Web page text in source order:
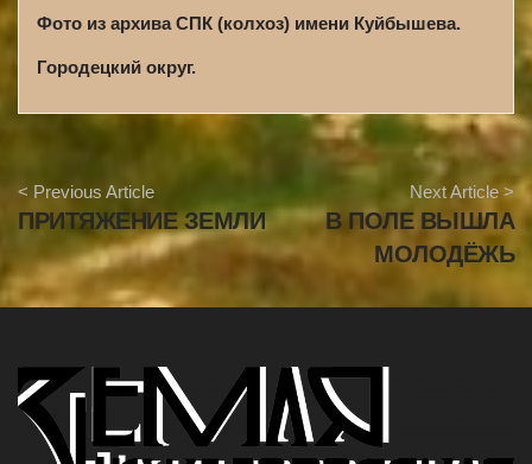
Фото из архива СПК (колхоз) имени Куйбышева.
Городецкий округ.
r
c
a
v
< Previous Article
ПРИТЯЖЕНИЕ ЗЕМЛИ
Next Article >
В ПОЛЕ ВЫШЛА
МОЛОДЁЖЬ